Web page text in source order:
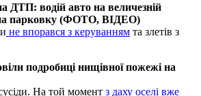
ДТП: водій авто на величезній
на парковку (ФОТО, ВІДЕО)
не впорався з керуванням та злетів з
подробиці нищівної пожежі на
На той момент з даху оселі вже